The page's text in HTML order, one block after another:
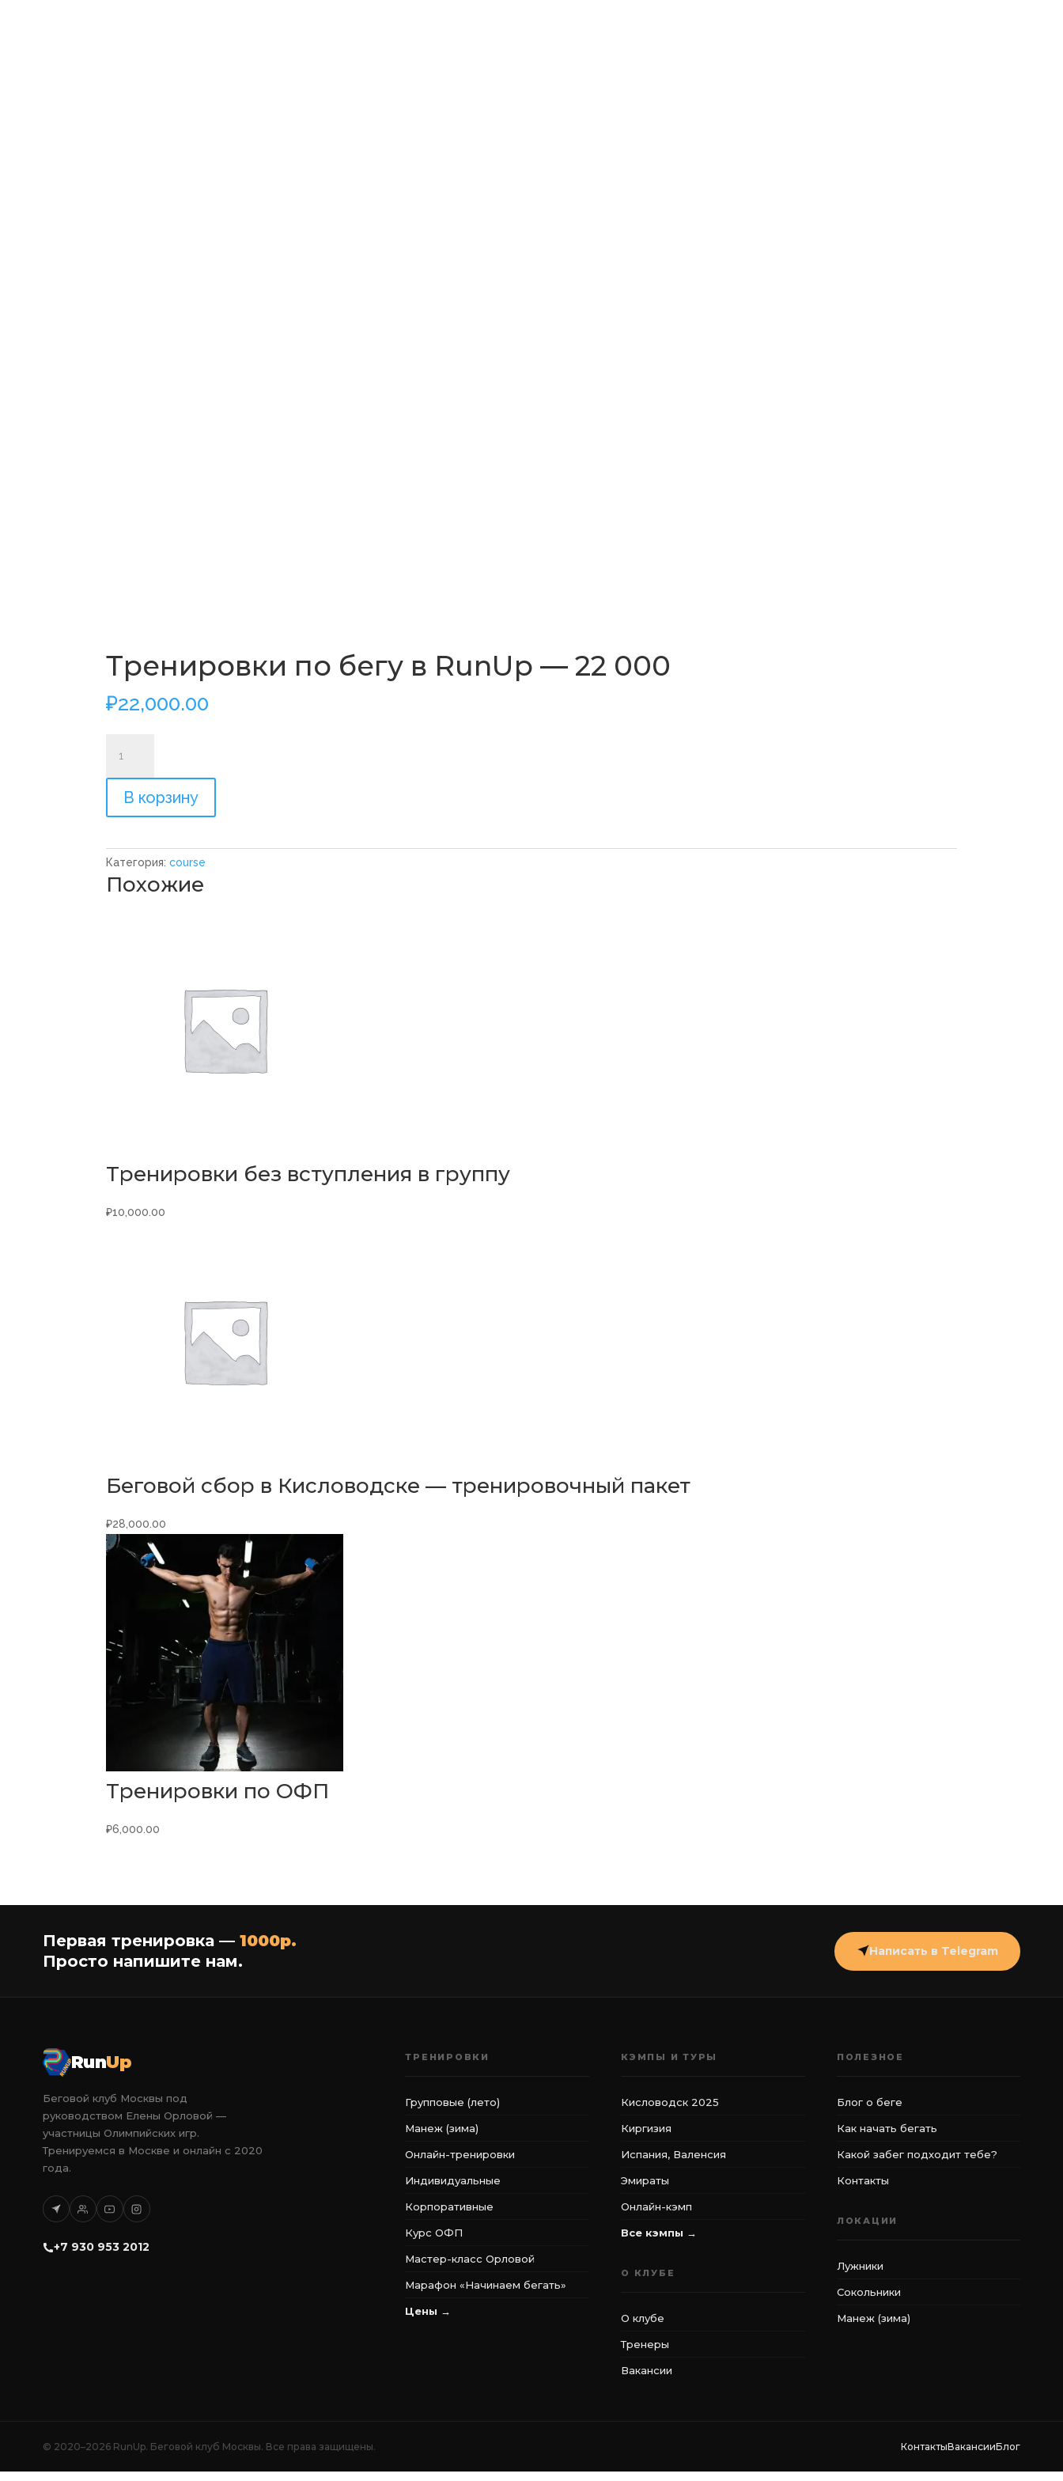
Тренировки по бегу в RunUp — 22 000
₽22,000.00
товара
Тренировки
бегу
RunUp
-
22
В корзину
Категория:course
Похожие
Тренировки без вступления в группу
₽10,000.00
Беговой сбор в Кисловодске — тренировочный пакет
₽28,000.00
Тренировки по ОФП
₽6,000.00
Первая тренировка — 1000р.
Просто напишите нам.
Написать в Telegram
RunUp
Беговой клуб Москвы под
руководством Елены Орловой —
участницы Олимпийских игр.
Тренируемся в Москве и онлайн с 2020
года.
+7 930 953 2012
ТРЕНИРОВКИ
Групповые (лето)
Манеж (зима)
Онлайн-тренировки
Индивидуальные
Корпоративные
Курс ОФП
Мастер-класс Орловой
Марафон «Начинаем бегать»
Цены →
КЭМПЫ И ТУРЫ
Кисловодск 2025
Киргизия
Испания, Валенсия
Эмираты
Онлайн-кэмп
Все кэмпы →
О КЛУБЕ
О клубе
Тренеры
Вакансии
ПОЛЕЗНОЕ
Блог о беге
Как начать бегать
Какой забег подходит тебе?
Контакты
ЛОКАЦИИ
Лужники
Сокольники
Манеж (зима)
© 2020–2026 RunUp. Беговой клуб Москвы. Все права защищены. КонтактыВакансииБлог